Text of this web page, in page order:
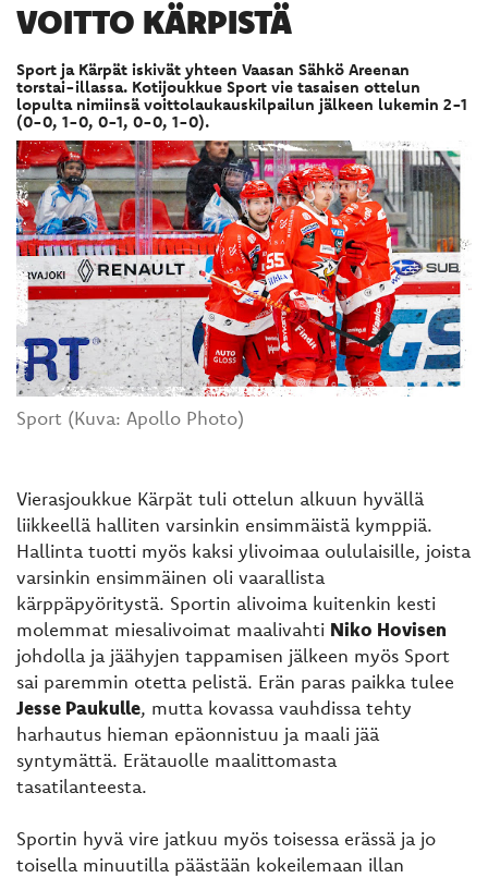
VOITTO KÄRPISTÄ
Sport ja Kärpät iskivät yhteen Vaasan Sähkö Areenan
torstai-illassa. Kotijoukkue Sport vie tasaisen ottelun
lopulta nimiinsä voittolaukauskilpailun jälkeen lukemin 2-1
(0-0, 1-0, 0-1, 0-0, 1-0).
Sport (Kuva: Apollo Photo)
Vierasjoukkue Kärpät tuli ottelun alkuun hyvällä
liikkeellä halliten varsinkin ensimmäistä kymppiä.
Hallinta tuotti myös kaksi ylivoimaa oululaisille, joista
varsinkin ensimmäinen oli vaarallista
kärppäpyöritystä. Sportin alivoima kuitenkin kesti
molemmat miesalivoimat maalivahti Niko Hovisen
johdolla ja jäähyjen tappamisen jälkeen myös Sport
sai paremmin otetta pelistä. Erän paras paikka tulee
Jesse Paukulle, mutta kovassa vauhdissa tehty
harhautus hieman epäonnistuu ja maali jää
syntymättä. Erätauolle maalittomasta
tasatilanteesta.
Sportin hyvä vire jatkuu myös toisessa erässä ja jo
toisella minuutilla päästään kokeilemaan illan